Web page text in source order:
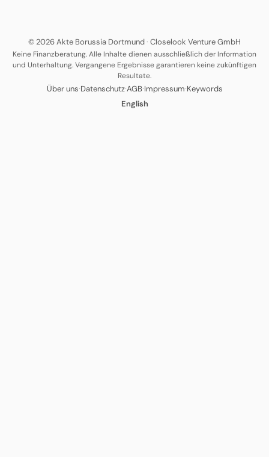
© 2026 Akte Borussia Dortmund· Closelook Venture GmbH
Keine Finanzberatung. Alle Inhalte dienen ausschließlich der Information
und Unterhaltung. Vergangene Ergebnisse garantieren keine zukünftigen
Resultate.
Über uns·Datenschutz·AGB·Impressum·Keywords
English